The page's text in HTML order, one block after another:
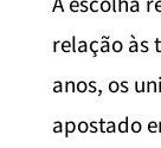
relação às
anos, os
apostado